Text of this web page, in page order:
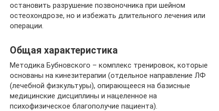
остановить разрушение позвоночника при шейном
остеохондрозе, но и избежать длительного лечения или
операции.
Общая характеристика
Методика Бубновского – комплекс тренировок, которые
основаны на кинезитерапии (отдельное направление ЛФ
(лечебной физкультуры), опирающееся на базисные
медицинские дисциплины и нацеленное на
психофизическое благополучие пациента).